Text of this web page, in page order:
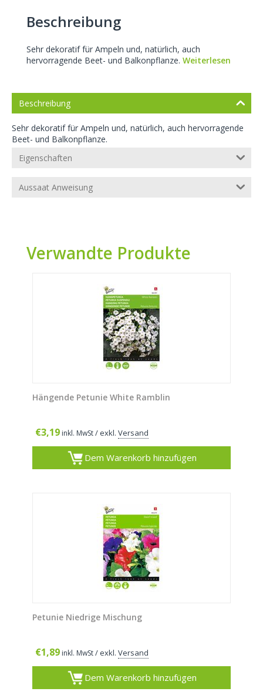
Beschreibung
Sehr dekoratif für Ampeln und, natürlich, auch
hervorragende Beet- und Balkonpflanze. Weiterlesen
Beschreibung
Sehr dekoratif für Ampeln und, natürlich, auch hervorragende
Beet- und Balkonpflanze.
Eigenschaften
Aussaat Anweisung
Verwandte Produkte
Hängende Petunie White Ramblin
€3,19 inkl. MwSt/ exkl. Versand
Dem Warenkorb hinzufügen
Petunie Niedrige Mischung
€1,89 inkl. MwSt/ exkl. Versand
Dem Warenkorb hinzufügen